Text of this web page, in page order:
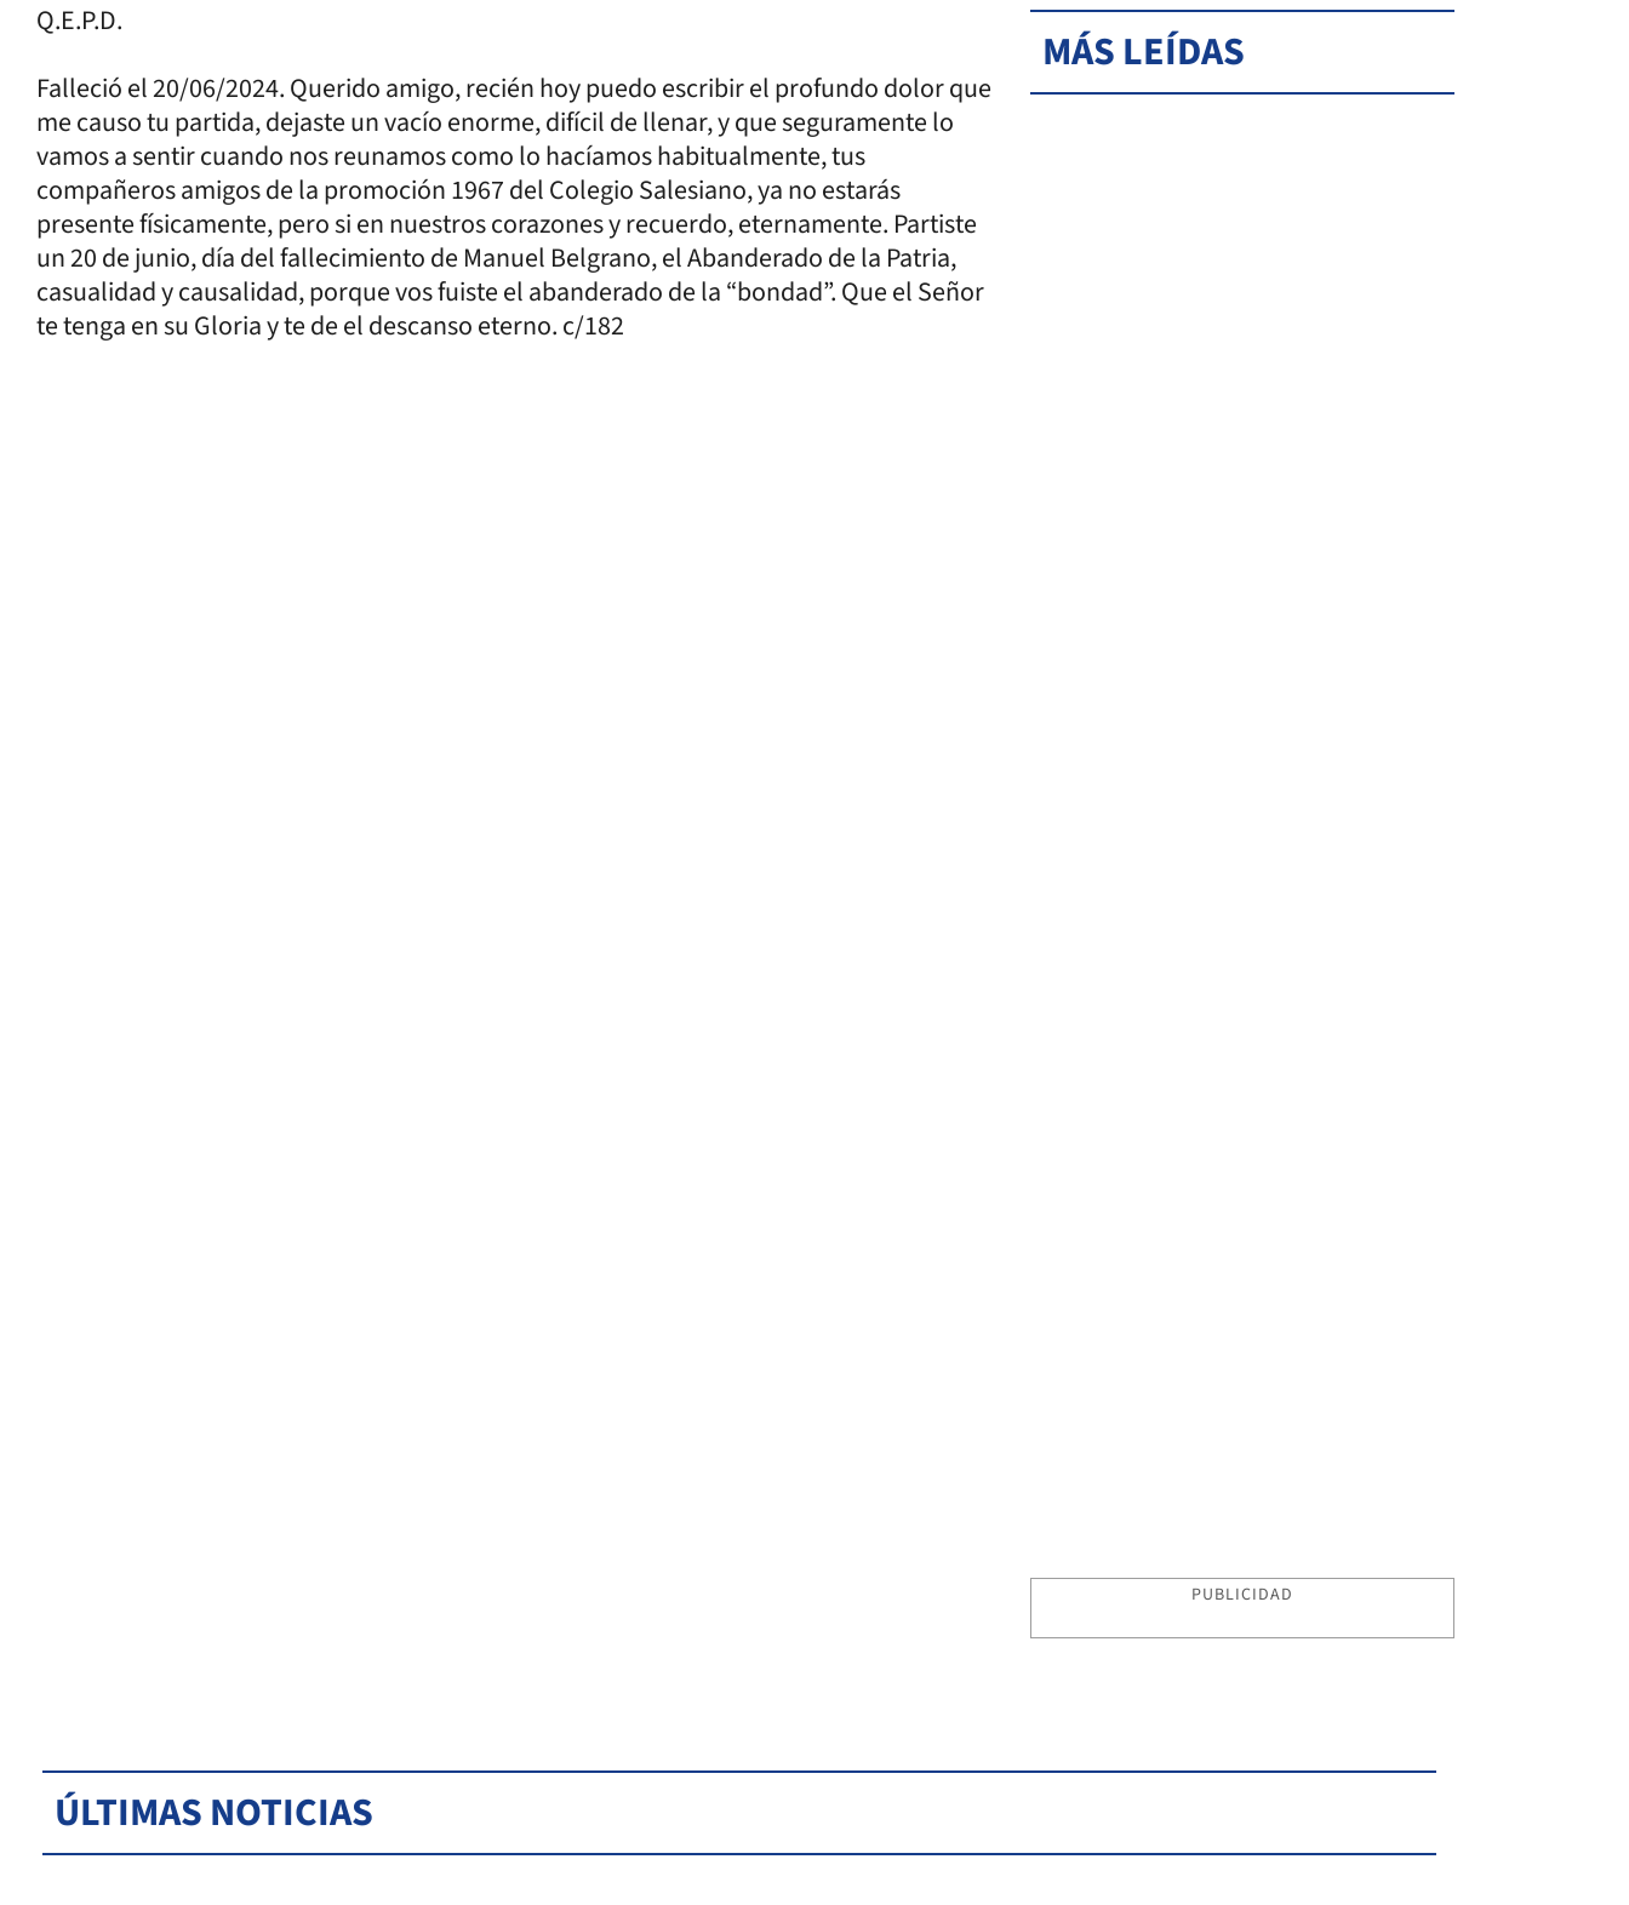
Q.E.P.D.
Falleció el 20/06/2024. Querido amigo, recién hoy puedo escribir el profundo dolor que
me causo tu partida, dejaste un vacío enorme, difícil de llenar, y que seguramente lo
vamos a sentir cuando nos reunamos como lo hacíamos habitualmente, tus
compañeros amigos de la promoción 1967 del Colegio Salesiano, ya no estarás
presente físicamente, pero si en nuestros corazones y recuerdo, eternamente. Partiste
un 20 de junio, día del fallecimiento de Manuel Belgrano, el Abanderado de la Patria,
casualidad y causalidad, porque vos fuiste el abanderado de la “bondad”. Que el Señor
te tenga en su Gloria y te de el descanso eterno. c/182
MÁS LEÍDAS
PUBLICIDAD
ÚLTIMAS NOTICIAS